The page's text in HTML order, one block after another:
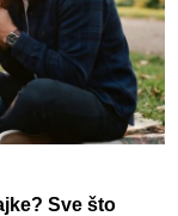
Sve što